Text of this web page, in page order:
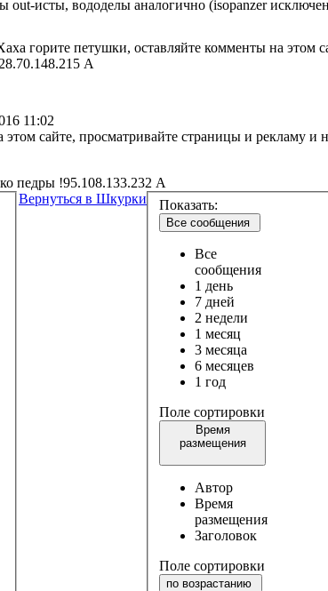
out-исты, вододелы аналогично (isopanzer
горите петушки, оставляйте комменты на этом
A
11:02
сайте, просматривайте страницы и рекламу
педры !95.108.133.232 A
Вернуться в Шкурки Показать:
Все сообщения
Все
сообщения
1 день
7 дней
2 недели
1 месяц
3 месяца
6 месяцев
1 год
Поле сортировки
Время
размещения
Автор
Время
размещения
Заголовок
Поле сортировки
по возрастанию